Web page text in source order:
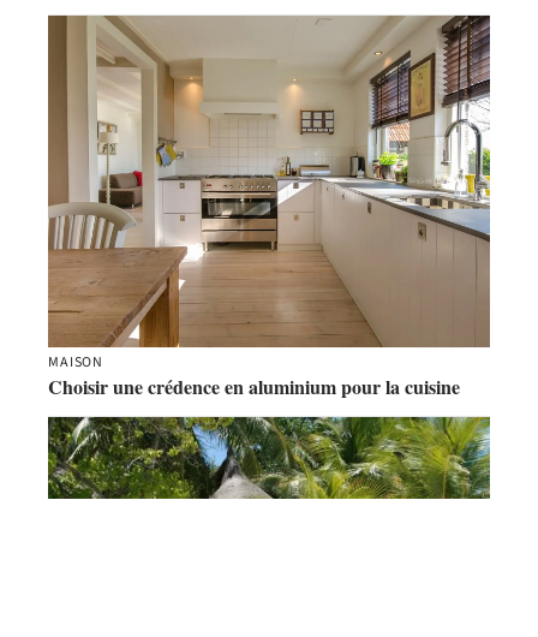
MAISON
Choisir une crédence en aluminium pour la cuisine